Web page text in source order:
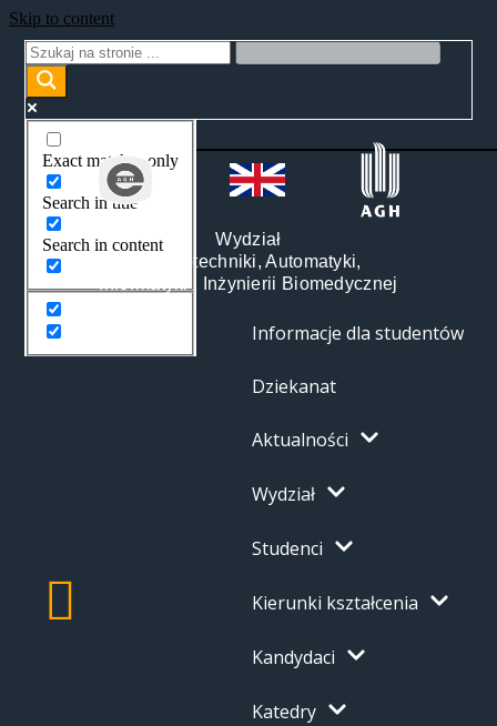
Skip to content
Exact matches only
Search in title
Search in content
Wydział
Elektrotechniki, Automatyki,
Informatyki i Inżynierii Biomedycznej
Informacje dla studentów
Dziekanat
Aktualności
Wydział
Studenci
Kierunki kształcenia
Kandydaci
Katedry